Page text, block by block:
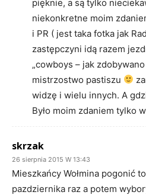
pięknie, a są tylko
niekonkretne moim
i PR ( jest taka fotka jak
zastępczyni idą razem
„cowboys – jak
mistrzostwo pastiszu
widzę i wielu innych. A
Było moim zdaniem tylko
skrzak
26 sierpnia 2015 W 13:43
Mieszkańcy Wołmina pogonić
pazdziernika raz a potem